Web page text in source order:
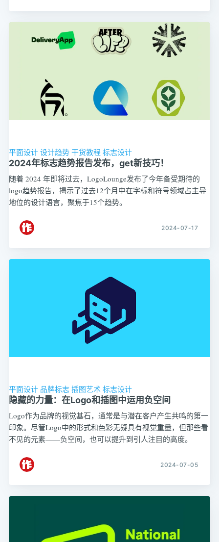
平面设计 设计趋势 干货教程 标志设计
2024年标志趋势报告发布，get新技巧！
随着 2024 年即将过去，LogoLounge发布了今年备受期待的
logo趋势报告，揭示了过去12个月中在字标和符号领域占主导
地位的设计语言，聚焦于15个趋势。
2024-07-17
平面设计 品牌标志 插图艺术 标志设计
隐藏的力量：在Logo和插图中运用负空间
Logo作为品牌的视觉基石，通常是与潜在客户产生共鸣的第一
印象。尽管Logo中的形式和色彩无疑具有视觉重量，但那些看
不见的元素——负空间，也可以提升到引人注目的高度。
2024-07-05